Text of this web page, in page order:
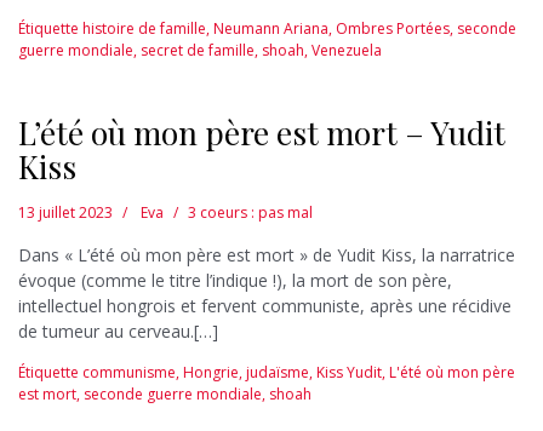
Étiquette histoire de famille,Neumann Ariana, Ombres Portées, seconde
guerre mondiale, secret de famille, shoah,Venezuela
L’été où mon père est mort – Yudit
Kiss
13 juillet 2023 Eva 3 coeurs : pas mal
Dans « L’été où mon père est mort » de Yudit Kiss, la narratrice
évoque (comme le titre l’indique !), la mort de son père,
intellectuel hongrois et fervent communiste, après une récidive
de tumeur au cerveau.[…]
Étiquette communisme,Hongrie,judaïsme,Kiss Yudit,L'été où mon père
est mort, seconde guerre mondiale, shoah